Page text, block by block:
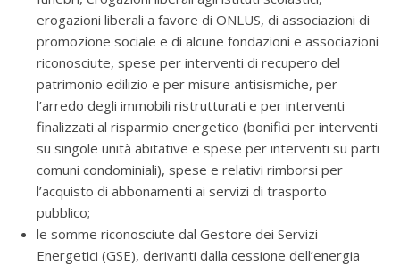
erogazioni liberali a favore di ONLUS, di associazioni di
promozione sociale e di alcune fondazioni e associazioni
riconosciute, spese per interventi di recupero del
patrimonio edilizio e per misure antisismiche, per
l’arredo degli immobili ristrutturati e per interventi
finalizzati al risparmio energetico (bonifici per interventi
su singole unità abitative e spese per interventi su parti
comuni condominiali), spese e relativi rimborsi per
l’acquisto di abbonamenti ai servizi di trasporto
pubblico;
le somme riconosciute dal Gestore dei Servizi
Energetici (GSE), derivanti dalla cessione dell’energia